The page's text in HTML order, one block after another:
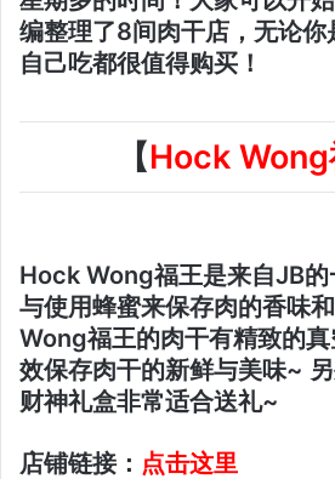
编整理了8间肉干店，无论
自己吃都很值得购买！
【Hock
Hock Wong福王是来自JB的
与使用蜂蜜来保存肉的香味
Wong福王的肉干有精致的
效保存肉干的新鲜与美味~
财神礼盒非常适合送礼~
店铺链接： 点击这里